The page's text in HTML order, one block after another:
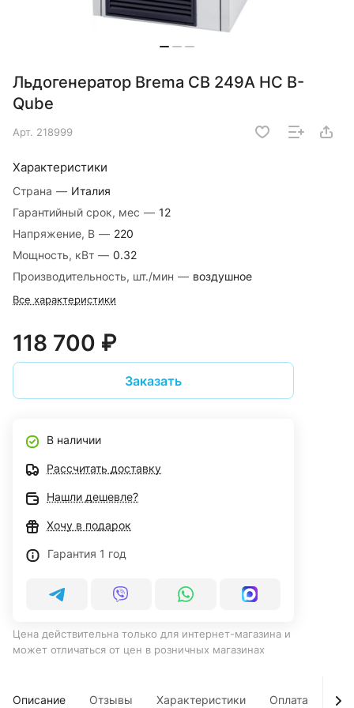
Льдогенератор Brema CB 249A HC B-
Qube
Арт. 218999
Характеристики
Страна — Италия
Гарантийный срок, мес — 12
Напряжение, В — 220
Мощность, кВт — 0.32
Производительность, шт./мин — воздушное
Все характеристики
118 700 ₽
Заказать
В наличии
Рассчитать доставку
Нашли дешевле?
Хочу в подарок
Гарантия 1 год
Цена действительна только для интернет-магазина и
может отличаться от цен в розничных магазинах
Описание Отзывы Характеристики Оплата